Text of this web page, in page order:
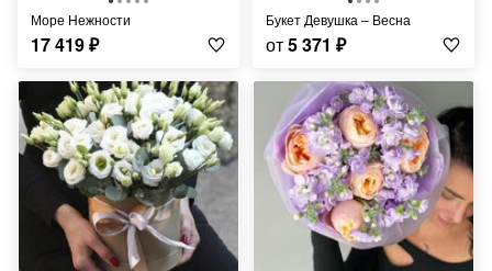
Море Нежности
17 419₽
Букет Девушка – Весна
от5 371 ₽